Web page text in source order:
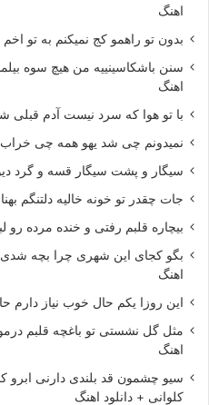
اهنگ
بدون تو راهمو کج نمیکنم به تو
سنن باشکاسینییه من هیچ سوه
اهنگ
با تو هوا که سرد نیست آدم قبلی
نمیدونم چی شد یهو همه چی خراب
سیگار و پشت سیگار قسه و گرد
جات چقدر تو خونه خالیه دلتنگم
بیچاره قلبم رفتی و خنده مرده رو
بگو کجای این شهری چرا بچه شدی
اهنگ
این روزا یکم حال خوب نیاز دارم
مثل گل نشستی تو باغچه قلبم
اهنگ
سیو چشمون قد بلندی دارنی
کلوانی + دانلود اهنگ